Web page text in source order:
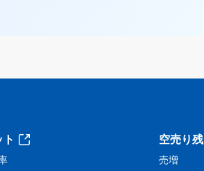
ト 空売り残
売増